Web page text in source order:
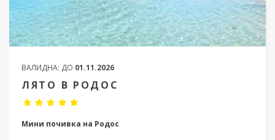
ВАЛИДНА: ДО 01.11.2026
ЛЯТО В РОДОС
Мини почивка на Родос